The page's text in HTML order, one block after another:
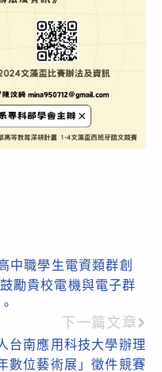
中職學生電資類群創
勵貴校電機與電子群
下一篇文章
台南應用科技大學辦理
數位藝術展」徵件競賽